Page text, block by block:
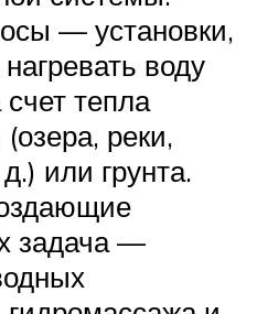
— установки,
воду
тепла
реки,
или грунта.
задача —